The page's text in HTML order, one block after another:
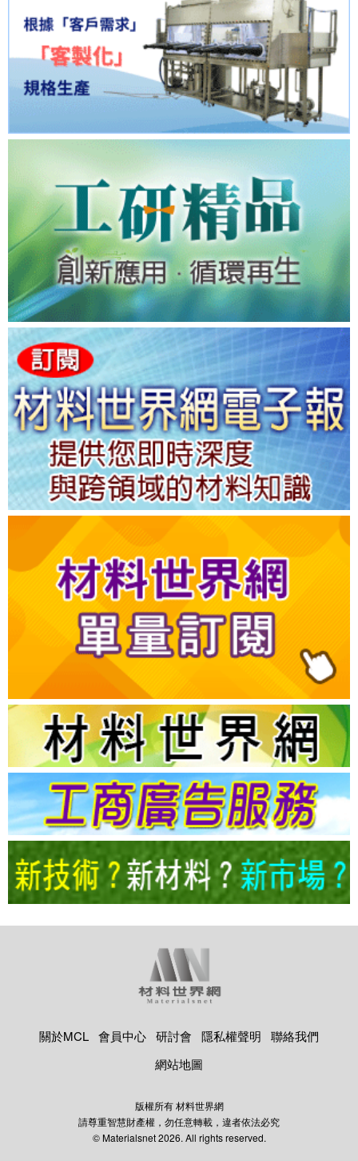
關於MCL 會員中心 研討會 隱私權聲明
聯絡我們
網站地圖
版權所有 材料世界網
請尊重智慧財產權，勿任意轉載，違者依法必究
© Materialsnet 2026. All rights reserved.